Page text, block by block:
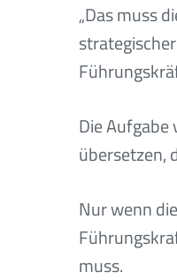
„Das muss
Die
übersetzen,
Nur wenn
muss.